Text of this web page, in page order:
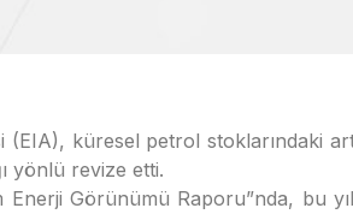
küresel petrol stoklarındaki
yönlü revize etti.
Enerji Görünümü Raporu”nda, bu